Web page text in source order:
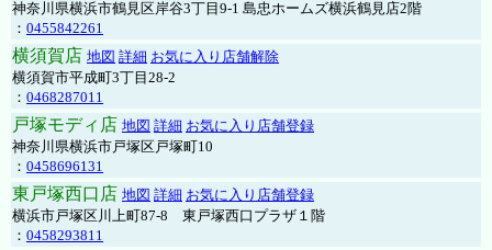
神奈川県横浜市鶴見区岸谷3丁目9-1 島忠ホームズ横浜鶴見店2階
： 0455842261
横須賀店 地図 詳細 お気に入り店舗解除
横須賀市平成町3丁目28-2
： 0468287011
戸塚モディ店 地図 詳細 お気に入り店舗登録
神奈川県横浜市戸塚区戸塚町10
： 0458696131
東戸塚西口店 地図 詳細 お気に入り店舗登録
横浜市戸塚区川上町87-8 東戸塚西口プラザ１階
： 0458293811